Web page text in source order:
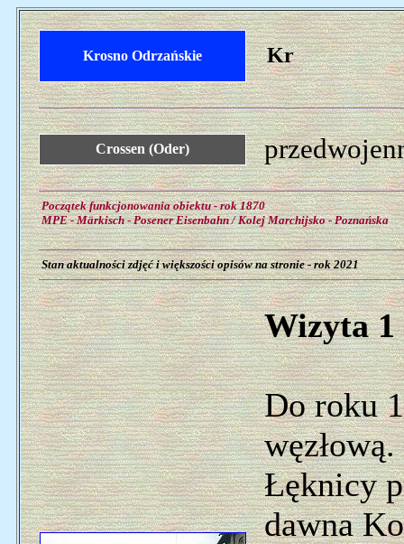
Krosno Odrzańskie Kr
Crossen (Oder)
Początek funkcjonowania obiektu - rok 1870
MPE - Märkisch - Posener Eisenbahn / Kolej Marchijsko - Poznańska
Stan aktualności zdjęć i większości opisów na stronie - rok 2021
Wizyta 1
Do roku
Łęknicy
dawna